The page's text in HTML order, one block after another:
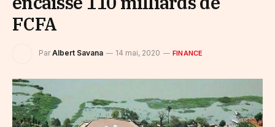
FCFA
Par Albert Savana 14 mai, 2020 FINANCE